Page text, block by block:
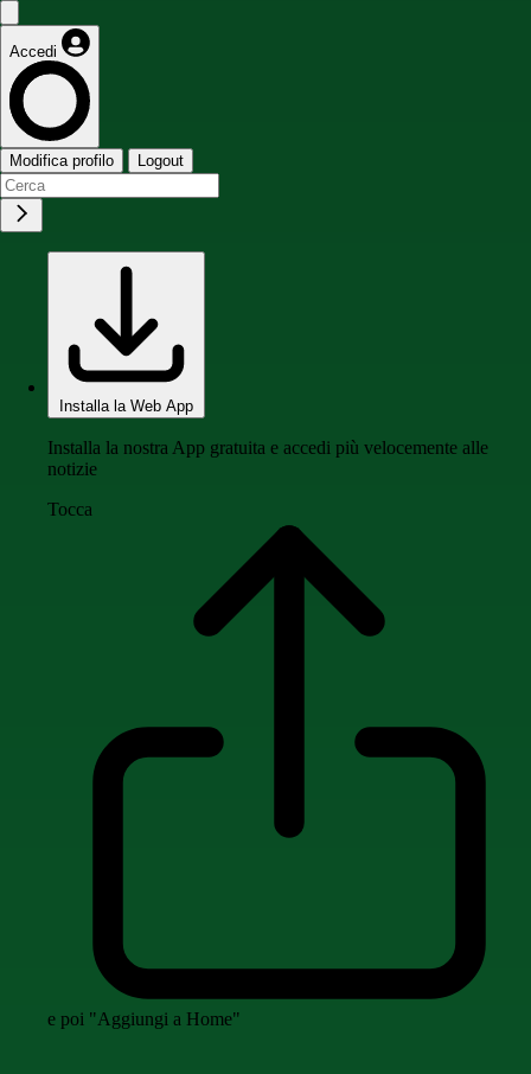
Accedi
Modifica profilo Logout
Installa la Web App
Installa la nostra App gratuita e accedi più velocemente alle
notizie
Tocca
e poi "Aggiungi a Home"